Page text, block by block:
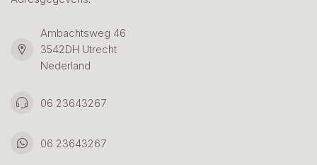
Ambachtsweg 46
3542DH Utrecht
Nederland
06 23643267
06 23643267